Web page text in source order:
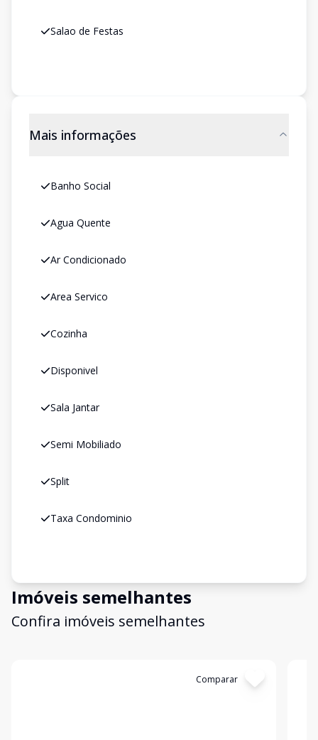
Salao de Festas
Mais informações
Banho Social
Agua Quente
Ar Condicionado
Area Servico
Cozinha
Disponivel
Sala Jantar
Semi Mobiliado
Split
Taxa Condominio
Imóveis semelhantes
Confira imóveis semelhantes
Comparar